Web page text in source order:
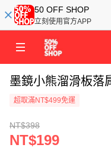
50 OFF SHOP
立刻使用官方APP
墨鏡小熊溜滑板落
超取滿NT$499免運
NT$398
NT$199